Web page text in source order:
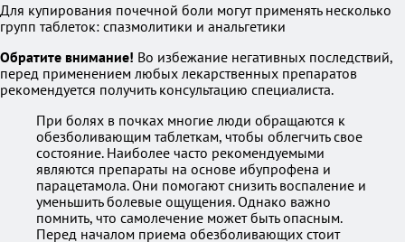
Для купирования почечной боли могут применять несколько
групп таблеток: спазмолитики и анальгетики
Обратите внимание! Во избежание негативных последствий,
перед применением любых лекарственных препаратов
рекомендуется получить консультацию специалиста.
При болях в почках многие люди обращаются к
обезболивающим таблеткам, чтобы облегчить свое
состояние. Наиболее часто рекомендуемыми
являются препараты на основе ибупрофена и
парацетамола. Они помогают снизить воспаление и
уменьшить болевые ощущения. Однако важно
помнить, что самолечение может быть опасным.
Перед началом приема обезболивающих стоит